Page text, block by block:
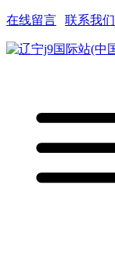
在线留言 联系我们